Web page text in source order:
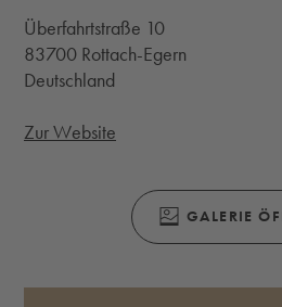
Überfahrtstraße 10
83700 Rottach-Egern
Deutschland
Zur Website
GALERIE
(ÖFFNET SICH